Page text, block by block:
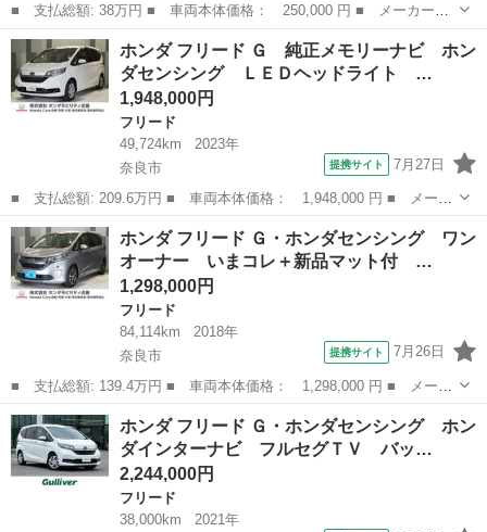
■ 支払総額: 38万円 ■ 車両本体価格： 250,000 円 ■ メーカー
名： ホンダ ■ 車種名： フリード ■ グレード名： フレック
ス ジャストセレクション 電動ドア スマートキー ナビ フルセ
グＴＶ バックカメ...
兵庫 神戸市 フリード
ホンダ フリード Ｇ 純正メモリーナビ ホン
ダセンシング ＬＥＤヘッドライト …
1,948,000円
フリード
49,724km
2023年
奈良市
提携サイト 7月27日
■ 支払総額: 209.6万円 ■ 車両本体価格： 1,948,000 円 ■ メーカ
ー名： ホンダ ■ 車種名： フリード ■ グレード名： Ｇ 純正
メモリーナビ ホンダセンシング ＬＥＤヘッドライト ＥＴＣ シ
ートヒー...
奈良 奈良市 フリード
ホンダ フリード Ｇ・ホンダセンシング ワン
オーナー いまコレ＋新品マット付 …
1,298,000円
フリード
84,114km
2018年
奈良市
提携サイト 7月26日
■ 支払総額: 139.4万円 ■ 車両本体価格： 1,298,000 円 ■ メーカ
ー名： ホンダ ■ 車種名： フリード ■ グレード名： Ｇ・ホン
ダセンシング ワンオーナー いまコレ＋新品マット付 禁煙車 ギ
ャザーズ...
奈良 奈良市 フリード
ホンダ フリード Ｇ・ホンダセンシング ホン
ダインターナビ フルセグＴＶ バッ…
2,244,000円
フリード
38,000km
2021年